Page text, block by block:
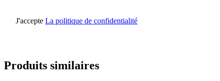
J'accepte La politique de confidentialité
Produits similaires